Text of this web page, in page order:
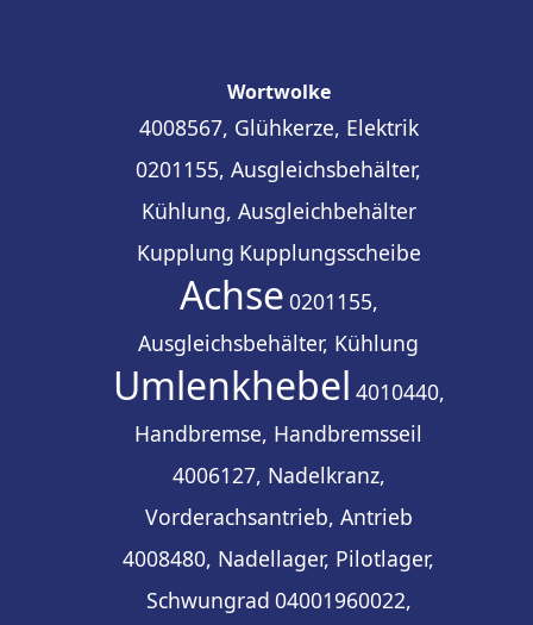
Wortwolke
4008567, Glühkerze, Elektrik
0201155, Ausgleichsbehälter,
Kühlung, Ausgleichbehälter
Kupplung Kupplungsscheibe
Achse 0201155,
Ausgleichsbehälter, Kühlung
Umlenkhebel 4010440,
Handbremse, Handbremsseil
4006127, Nadelkranz,
Vorderachsantrieb, Antrieb
4008480, Nadellager, Pilotlager,
Schwungrad 04001960022,